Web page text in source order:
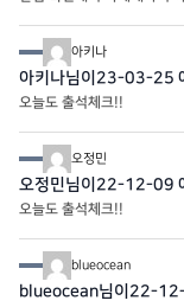
아키나
아키나님이23-03-25
오늘도 출석체크!!
오정민
오정민님이22-12-09
오늘도 출석체크!!
blueocean
blueocean님이22-